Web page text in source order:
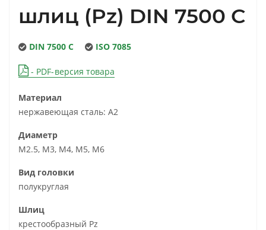
шлиц (Pz) DIN 7500 C
DIN 7500 C ISO 7085
- PDF-версия товара
Материал
нержавеющая сталь: А2
Диаметр
М2.5, М3, М4, М5, М6
Вид головки
полукруглая
Шлиц
крестообразный Pz